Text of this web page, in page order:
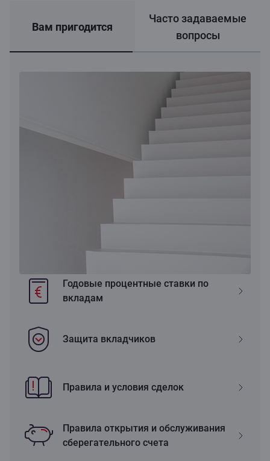
Вам пригодится
Часто задаваемые
вопросы
Годовые процентные ставки по
вкладам
Защита вкладчиков
Правила и условия сделок
Правила открытия и обслуживания
сберегательного счета